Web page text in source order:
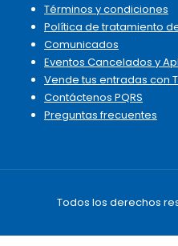
Términos y condiciones
Política de tratamiento
Comunicados
Eventos Cancelados y
Vende tus entradas con
Contáctenos PQRS
Preguntas frecuentes
Todos los derechos